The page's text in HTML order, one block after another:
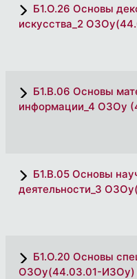
Б1.О.26 Основы
искусства_2
Б1.В.06 Основы
информации_4 ОЗОу
Б1.В.05 Основы
деятельности_3
Б1.О.20 Основы
ОЗОу(44.03.01-ИЗОу)